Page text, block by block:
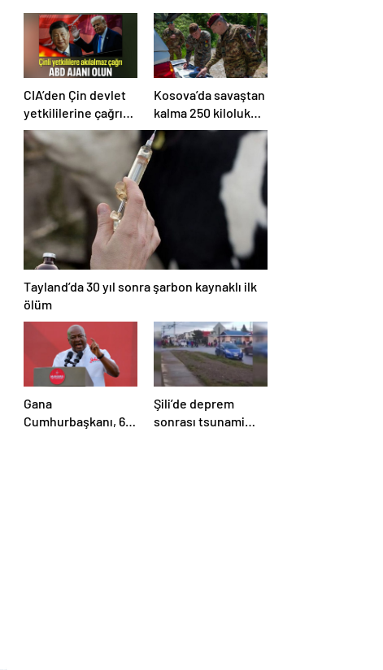
CIA’den Çin devlet
yetkililerine çağrı:
ABD ajanı olun
Kosova’da savaştan
kalma 250 kiloluk
bomba imha edildi
Tayland’da 30 yıl sonra şarbon kaynaklı ilk
ölüm
Gana
Cumhurbaşkanı, 6
Şili’de deprem
sonrası tsunami